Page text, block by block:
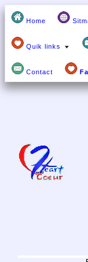
Home
Quik links
Contact